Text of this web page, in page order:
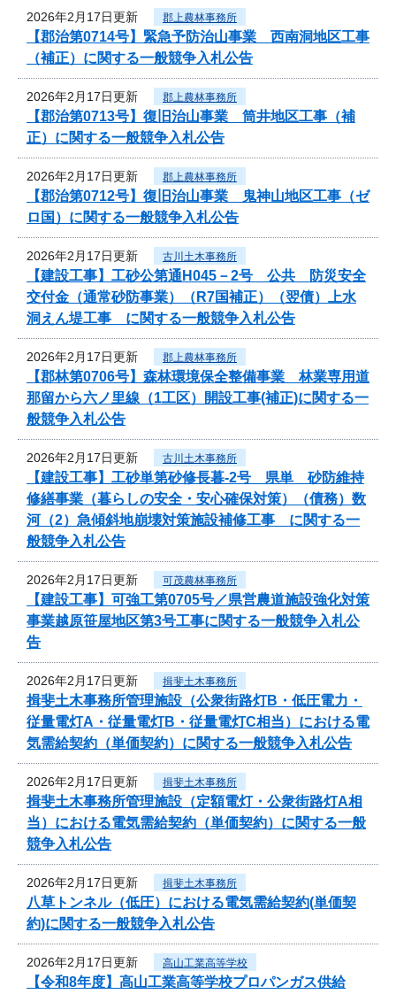
2026年2月17日更新 郡上農林事務所
【郡治第0714号】緊急予防治山事業 西南洞地区工事
（補正）に関する一般競争入札公告
2026年2月17日更新 郡上農林事務所
【郡治第0713号】復旧治山事業 筒井地区工事（補
正）に関する一般競争入札公告
2026年2月17日更新 郡上農林事務所
【郡治第0712号】復旧治山事業 鬼神山地区工事（ゼ
ロ国）に関する一般競争入札公告
2026年2月17日更新 古川土木事務所
【建設工事】工砂公第通H045－2号 公共 防災安全
交付金（通常砂防事業）（R7国補正）（翌債）上水
洞えん堤工事 に関する一般競争入札公告
2026年2月17日更新 郡上農林事務所
【郡林第0706号】森林環境保全整備事業 林業専用道
那留から六ノ里線（1工区）開設工事(補正)に関する一
般競争入札公告
2026年2月17日更新 古川土木事務所
【建設工事】工砂単第砂修長暮-2号 県単 砂防維持
修繕事業（暮らしの安全・安心確保対策）（債務）数
河（2）急傾斜地崩壊対策施設補修工事 に関する一
般競争入札公告
2026年2月17日更新 可茂農林事務所
【建設工事】可強工第0705号／県営農道施設強化対策
事業越原笹屋地区第3号工事に関する一般競争入札公
告
2026年2月17日更新 揖斐土木事務所
揖斐土木事務所管理施設（公衆街路灯B・低圧電力・
従量電灯A・従量電灯B・従量電灯C相当）における電
気需給契約（単価契約）に関する一般競争入札公告
2026年2月17日更新 揖斐土木事務所
揖斐土木事務所管理施設（定額電灯・公衆街路灯A相
当）における電気需給契約（単価契約）に関する一般
競争入札公告
2026年2月17日更新 揖斐土木事務所
八草トンネル（低圧）における電気需給契約(単価契
約)に関する一般競争入札公告
2026年2月17日更新 高山工業高等学校
【令和8年度】高山工業高等学校プロパンガス供給